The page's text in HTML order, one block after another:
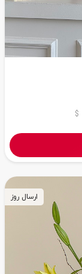
$
ارسال روز